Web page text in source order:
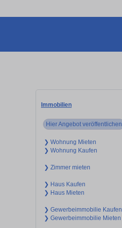
Immobilien
Hier Angebot veröffentlichen
❯ Wohnung Mieten
❯ Wohnung Kaufen
❯ Zimmer mieten
❯ Haus Kaufen
❯ Haus Mieten
❯ Gewerbeimmobilie Kaufen
❯ Gewerbeimmobilie Mieten